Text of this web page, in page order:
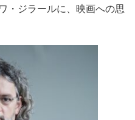
・ジラールに、映画への思